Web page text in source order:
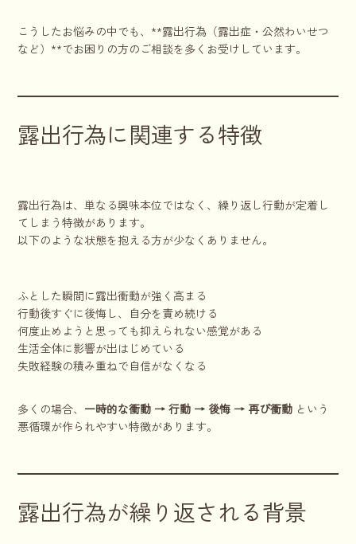
こうしたお悩みの中でも、**露出行為（露出症・公然わいせつ
など）**でお困りの方のご相談を多くお受けしています。
露出行為に関連する特徴
露出行為は、単なる興味本位ではなく、繰り返し行動が定着し
てしまう特徴があります。
以下のような状態を抱える方が少なくありません。
ふとした瞬間に露出衝動が強く高まる
行動後すぐに後悔し、自分を責め続ける
何度止めようと思っても抑えられない感覚がある
生活全体に影響が出はじめている
失敗経験の積み重ねで自信がなくなる
多くの場合、 一時的な衝動 → 行動 → 後悔 → 再び衝動 という
悪循環が作られやすい特徴があります。
露出行為が繰り返される背景